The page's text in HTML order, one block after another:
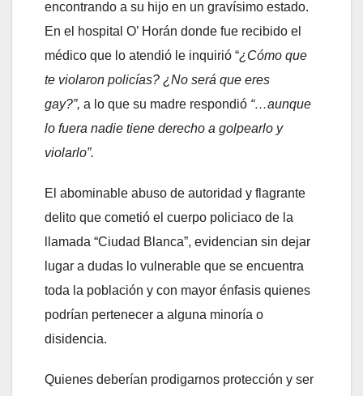
encontrando a su hijo en un gravísimo estado.
En el hospital O’ Horán donde fue recibido el
médico que lo atendió le inquirió “¿Cómo que
te violaron policías? ¿No será que eres
gay?”, a lo que su madre respondió “…aunque
lo fuera nadie tiene derecho a golpearlo y
violarlo”.
El abominable abuso de autoridad y flagrante
delito que cometió el cuerpo policiaco de la
llamada “Ciudad Blanca”, evidencian sin dejar
lugar a dudas lo vulnerable que se encuentra
toda la población y con mayor énfasis quienes
podrían pertenecer a alguna minoría o
disidencia.
Quienes deberían prodigarnos protección y ser